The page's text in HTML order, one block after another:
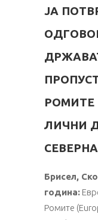
ЈА
РОМИТЕ
ЛИЧНИ
Брисел,
година:
Ромите